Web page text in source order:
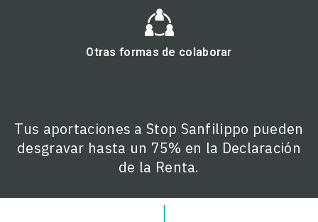
Otras formas de colaborar
Tus aportaciones a Stop Sanfilippo pueden
desgravar hasta un 75% en la Declaración
de la Renta.